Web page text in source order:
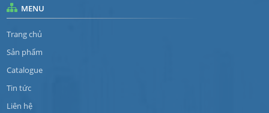
MENU
Trang chủ
Sản phẩm
Catalogue
Tin tức
Liên hệ